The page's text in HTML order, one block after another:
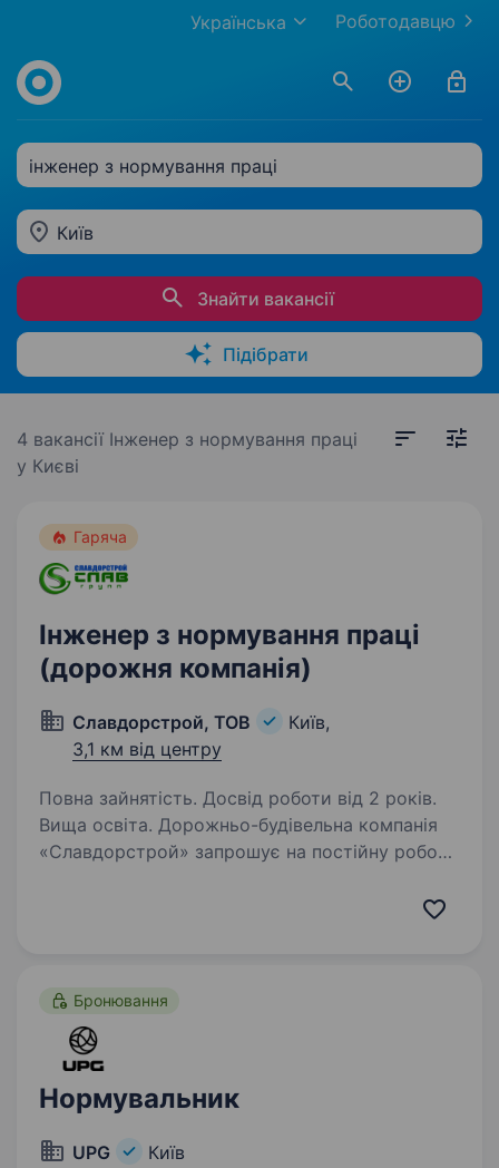
Роботодавцю
Українська
інженер з нормування праці
Київ
Знайти вакансії
Підібрати
4 вакансії Інженер з нормування праці
у Києві
Гаряча
Інженер з нормування праці
(дорожня компанія)
Славдорстрой, ТОВ
Київ,
3,1 км від центру
Повна зайнятість. Досвід роботи від 2 років.
Вища освіта. Дорожньо-будівельна компанія
«Славдорстрой» запрошує на постійну роботу
та гібрідну роботу не розглядаємо!!! Вимоги:
Бронювання
Нормувальник
UPG Київ